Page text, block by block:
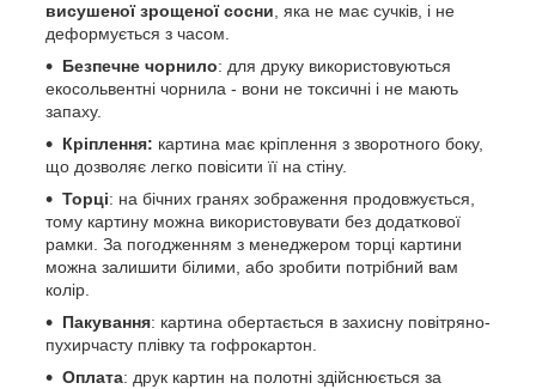
висушеної зрощеної сосни, яка не має сучків, і не
деформується з часом.
Безпечне чорнило: для друку використовуються
екосольвентні чорнила - вони не токсичні і не мають
запаху.
Кріплення: картина має кріплення з зворотного боку,
що дозволяє легко повісити її на стіну.
Торці: на бічних гранях зображення продовжується,
тому картину можна використовувати без додаткової
рамки. За погодженням з менеджером торці картини
можна залишити білими, або зробити потрібний вам
колір.
Пакування: картина обертається в захисну повітряно-
пухирчасту плівку та гофрокартон.
Оплата: друк картин на полотні здійснюється за